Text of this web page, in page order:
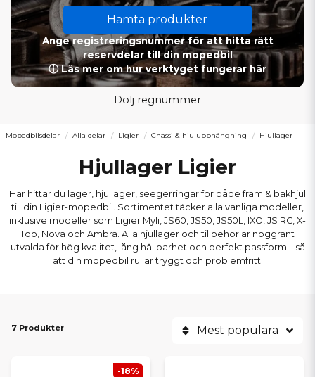
Hämta produkter
Ange registreringsnummer för att hitta rätt
reservdelar till din mopedbil
ⓘ Läs mer om hur verktyget fungerar här
Dölj regnummer
Mopedbilsdelar Alla delar Ligier Chassi & hjulupphängning Hjullager
Hjullager Ligier
Här hittar du lager, hjullager, seegerringar för både fram & bakhjul
till din Ligier-mopedbil. Sortimentet täcker alla vanliga modeller,
inklusive modeller som Ligier Myli, JS60, JS50, JS50L, IXO, JS RC, X-
Too, Nova och Ambra. Alla hjullager och tillbehör är noggrant
utvalda för hög kvalitet, lång hållbarhet och perfekt passform – så
att din mopedbil rullar tryggt och problemfritt.
7 Produkter Mest populära
-18%